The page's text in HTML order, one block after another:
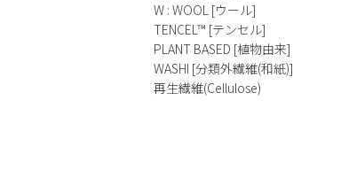
W : WOOL [ウール]
TENCEL™ [テンセル]
PLANT BASED [植物由来]
WASHI [分類外繊維(和紙)]
再生繊維(Cellulose)